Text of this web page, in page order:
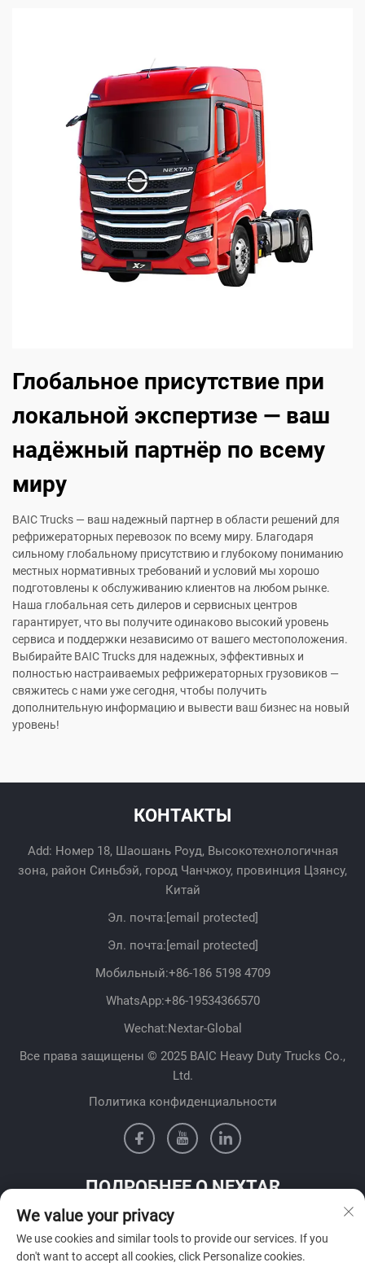
Глобальное присутствие при
локальной экспертизе — ваш
надёжный партнёр по всему
миру
BAIC Trucks — ваш надежный партнер в области решений для
рефрижераторных перевозок по всему миру. Благодаря
сильному глобальному присутствию и глубокому пониманию
местных нормативных требований и условий мы хорошо
подготовлены к обслуживанию клиентов на любом рынке.
Наша глобальная сеть дилеров и сервисных центров
гарантирует, что вы получите одинаково высокий уровень
сервиса и поддержки независимо от вашего местоположения.
Выбирайте BAIC Trucks для надежных, эффективных и
полностью настраиваемых рефрижераторных грузовиков —
свяжитесь с нами уже сегодня, чтобы получить
дополнительную информацию и вывести ваш бизнес на новый
уровень!
КОНТАКТЫ
Add: Номер 18, Шаошань Роуд, Высокотехнологичная
зона, район Синьбэй, город Чанчжоу, провинция Цзянсу,
Китай
Эл. почта:[email protected]
Эл. почта:[email protected]
Мобильный:+86-186 5198 4709
WhatsApp:+86-19534366570
Wechat:Nextar-Global
Все права защищены © 2025 BAIC Heavy Duty Trucks Co.,
Ltd.
Политика конфиденциальности
ПОДРОБНЕЕ О NEXTAR
Свяжитесь с нашей командой продаж в вашей стране
We value your privacy
We use cookies and similar tools to provide our services. If you
don't want to accept all cookies, click Personalize cookies.